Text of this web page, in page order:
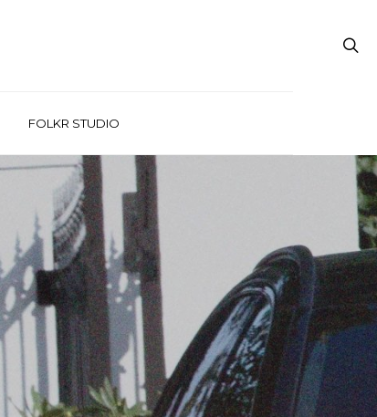
FOLKR STUDIO